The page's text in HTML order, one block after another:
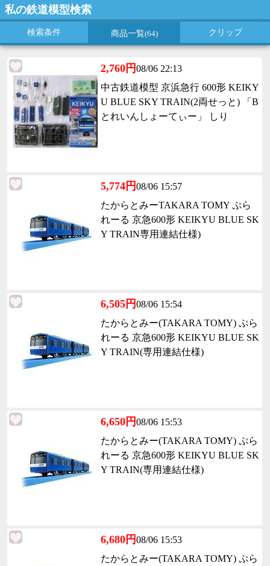
私の鉄道模型検索
検索条件 商品一覧(64) クリップ
2,760円08/06 22:13
中古鉄道模型 京浜急行 600形 KEIKY
U BLUE SKY TRAIN(2両せっと) 「B
とれいんしょーてぃー」 しり
5,774円08/06 15:57
たからとみーTAKARA TOMY ぷら
れーる 京急600形 KEIKYU BLUE SK
Y TRAIN専用連結仕様)
6,505円08/06 15:54
たからとみー(TAKARA TOMY) ぷら
れーる 京急600形 KEIKYU BLUE SK
Y TRAIN(専用連結仕様)
6,650円08/06 15:53
たからとみー(TAKARA TOMY) ぷら
れーる 京急600形 KEIKYU BLUE SK
Y TRAIN(専用連結仕様)
6,680円08/06 15:53
たからとみー(TAKARA TOMY) ぷら